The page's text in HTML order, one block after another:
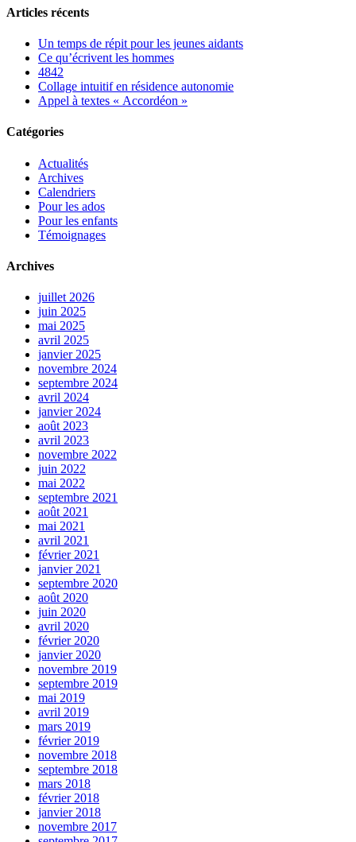
Articles récents
Un temps de répit pour les jeunes aidants
Ce qu’écrivent les hommes
4842
Collage intuitif en résidence autonomie
Appel à textes « Accordéon »
Catégories
Actualités
Archives
Calendriers
Pour les ados
Pour les enfants
Témoignages
Archives
juillet 2026
juin 2025
mai 2025
avril 2025
janvier 2025
novembre 2024
septembre 2024
avril 2024
janvier 2024
août 2023
avril 2023
novembre 2022
juin 2022
mai 2022
septembre 2021
août 2021
mai 2021
avril 2021
février 2021
janvier 2021
septembre 2020
août 2020
juin 2020
avril 2020
février 2020
janvier 2020
novembre 2019
septembre 2019
mai 2019
avril 2019
mars 2019
février 2019
novembre 2018
septembre 2018
mars 2018
février 2018
janvier 2018
novembre 2017